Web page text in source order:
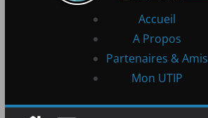
Accueil
A Propos
Partenaires & Amis
Mon UTIP